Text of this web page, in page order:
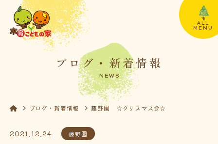
ALL
MENU
ブログ・新着情報
NEWS
ブログ・新着情報 藤野園 ☆クリスマス会☆
2021.12.24 藤野園